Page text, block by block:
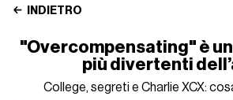
INDIETRO
"Overcompensating" è
più divertenti
College, segreti e Charlie XCX: